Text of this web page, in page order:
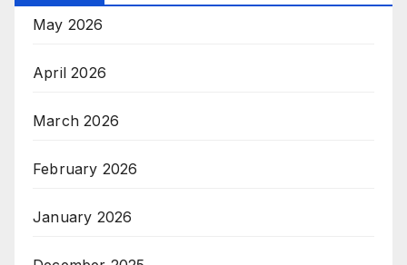
May 2026
April 2026
March 2026
February 2026
January 2026